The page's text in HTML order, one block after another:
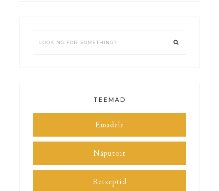
TEEMAD
Emadele
Näputoit
Retseptid